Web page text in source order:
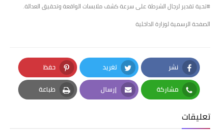
#تحية تقدير لرجال الشرطة على سرعة كشف ملابسات الواقعة وتحقيق العدالة.
الصفحة الرسمية لوزارة الداخلية
نشر
Facebook
تغريد
Twitter
حفظ
Pinterest
مشاركة
Whatsapp
إرسال
Email
طباعة
Print
تعليقات